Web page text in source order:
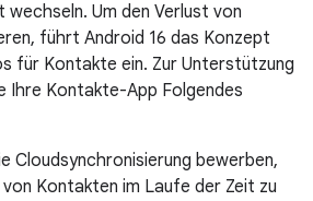
wechseln. Um den Verlust von
führt Android 16 das Konzept
für Kontakte ein. Zur Unterstützung
Ihre Kontakte-App Folgendes
Cloudsynchronisierung bewerben,
Kontakten im Laufe der Zeit zu